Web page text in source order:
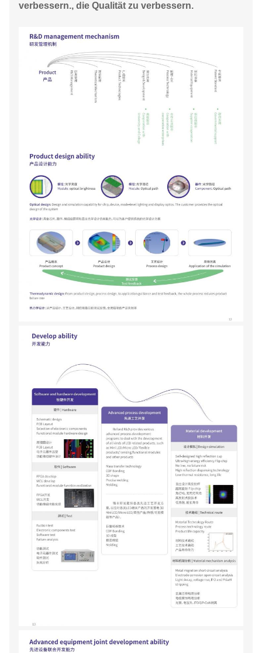
verbessern., die Qualität zu verbessern.